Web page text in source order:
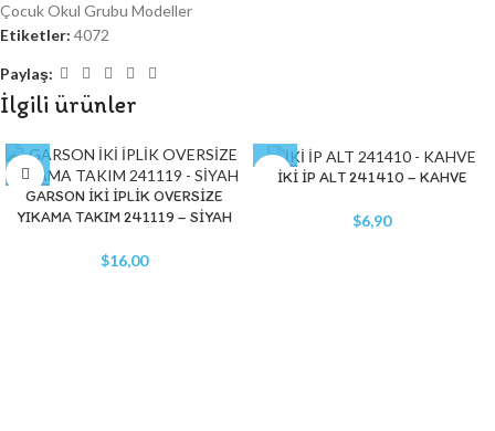
Çocuk Okul Grubu Modeller
Etiketler: 4072
Paylaş:
İlgili ürünler
GARSON İKİ İPLİK OVERSİZE
YIKAMA TAKIM 241119 – SİYAH
$16,00
İKİ İP ALT 241410 – KAHVE
$6,90